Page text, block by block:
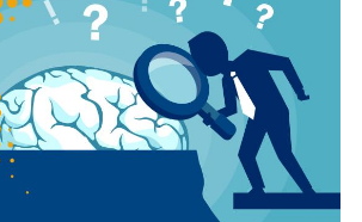
Jaunumi
Ziedo
Veikals